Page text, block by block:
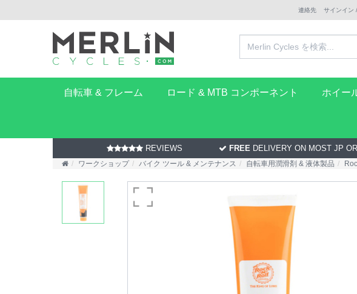
連絡先 サインイン
自転車 & フレーム ロード & MTB コンポーネント ホイー
REVIEWS FREE DELIVERY ON MOST JP
ワークショップ バイク ツール & メンテナンス 自転車用潤滑剤 & 液体製品